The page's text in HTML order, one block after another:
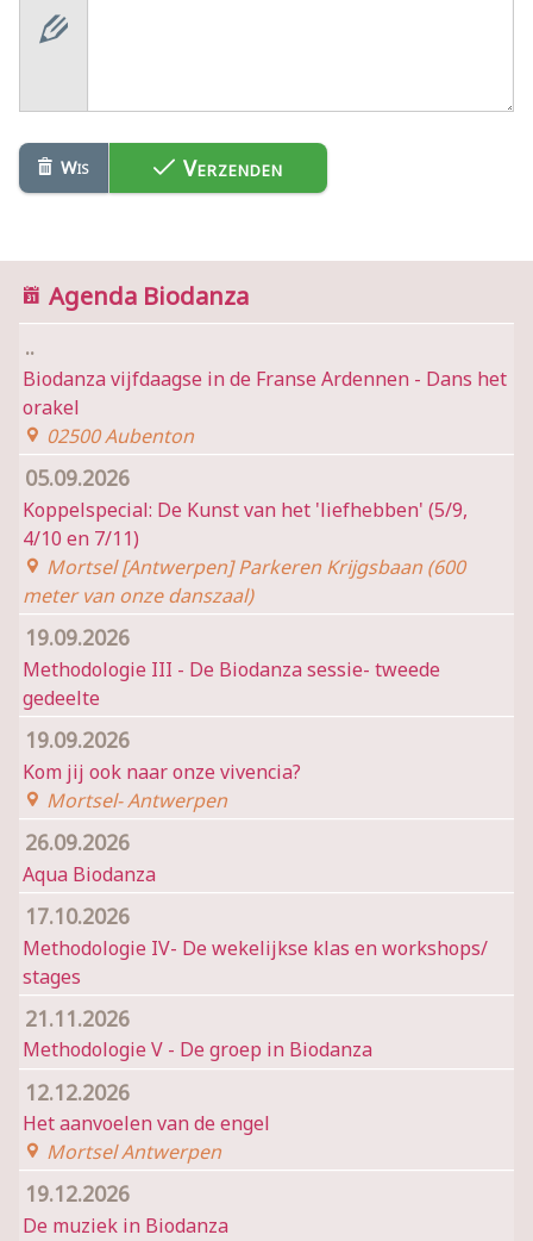
Wis Verzenden
Agenda Biodanza
..
Biodanza vijfdaagse in de Franse Ardennen - Dans het
orakel
02500 Aubenton
05.09.2026
Koppelspecial: De Kunst van het 'liefhebben' (5/9,
4/10 en 7/11)
Mortsel [Antwerpen] Parkeren Krijgsbaan (600
meter van onze danszaal)
19.09.2026
Methodologie III - De Biodanza sessie- tweede
gedeelte
19.09.2026
Kom jij ook naar onze vivencia?
Mortsel- Antwerpen
26.09.2026
Aqua Biodanza
17.10.2026
Methodologie IV- De wekelijkse klas en workshops/
stages
21.11.2026
Methodologie V - De groep in Biodanza
12.12.2026
Het aanvoelen van de engel
Mortsel Antwerpen
19.12.2026
De muziek in Biodanza